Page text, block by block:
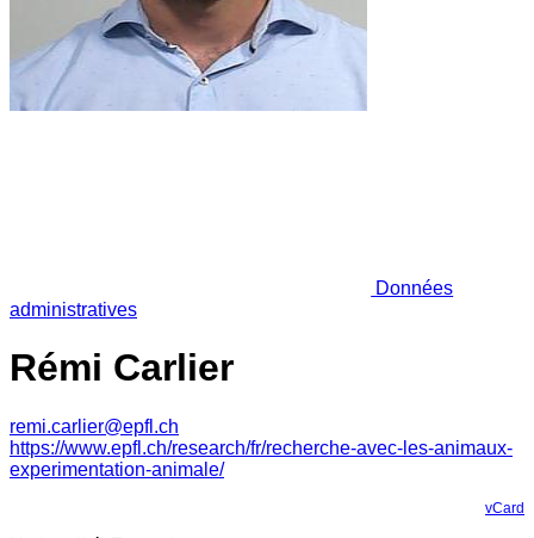
Données
administratives
Rémi Carlier
remi.carlier@epfl.ch
https://www.epfl.ch/research/fr/recherche-avec-les-animaux-
experimentation-animale/
vCard